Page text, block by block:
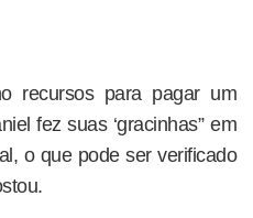
recursos para pagar um
fez suas ‘gracinhas” em
o que pode ser verificado